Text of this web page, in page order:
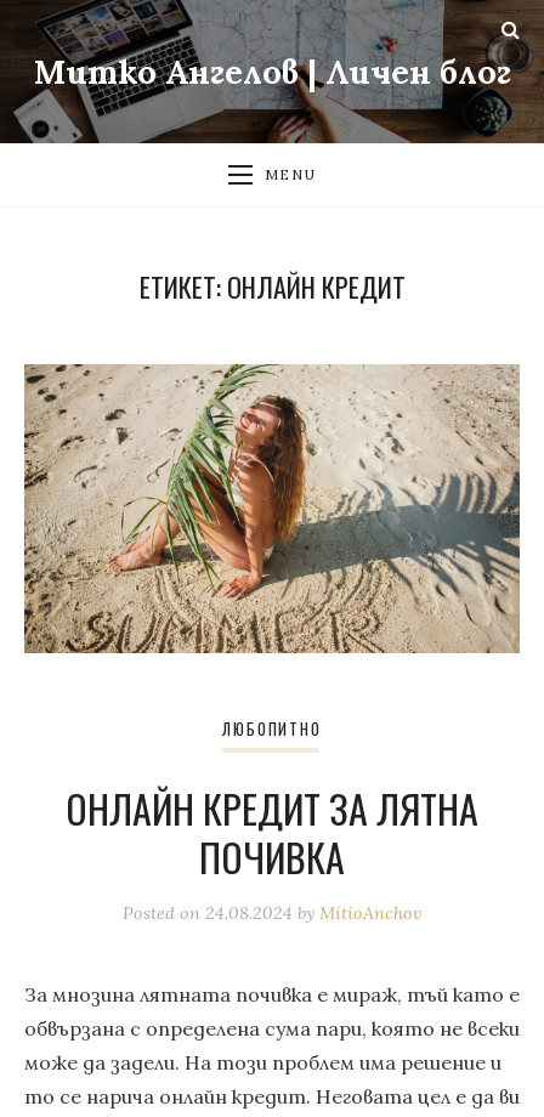
Митко Ангелов | Личен блог
MENU
ЕТИКЕТ:ОНЛАЙН КРЕДИТ
ЛЮБОПИТНО
ОНЛАЙН КРЕДИТ ЗА ЛЯТНА
ПОЧИВКА
Posted on 24.08.2024 by MitioAnchov
За мнозина лятната почивка е мираж, тъй като е
обвързана с определена сума пари, която не всеки
може да задели. На този проблем има решение и
то се нарича онлайн кредит. Неговата цел е да ви